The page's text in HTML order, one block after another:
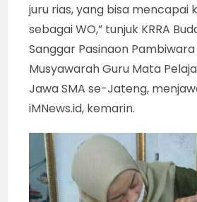
juru rias, yang bisa mencapai
sebagai WO,” tunjuk KRRA
Sanggar Pasinaon
Musyawarah Guru Mata
Jawa SMA se-Jateng,
iMNews.id, kemarin.